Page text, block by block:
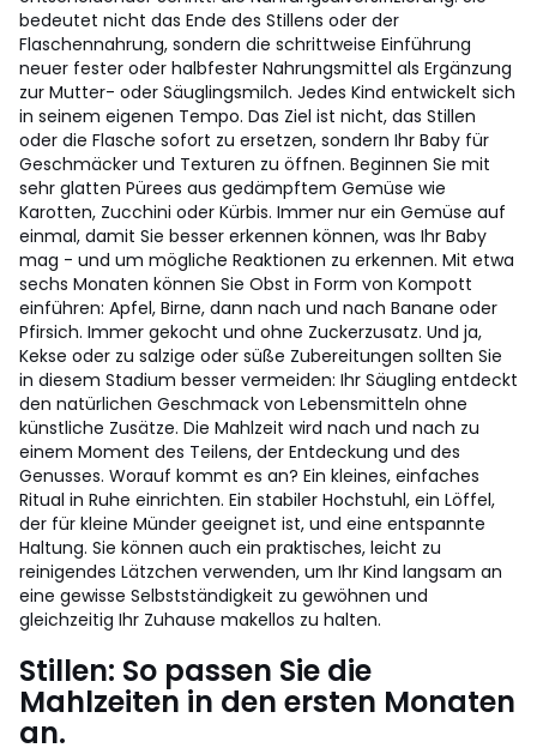
bedeutet nicht das Ende des Stillens oder der
Flaschennahrung, sondern die schrittweise Einführung
neuer fester oder halbfester Nahrungsmittel als Ergänzung
zur Mutter- oder Säuglingsmilch. Jedes Kind entwickelt sich
in seinem eigenen Tempo. Das Ziel ist nicht, das Stillen
oder die Flasche sofort zu ersetzen, sondern Ihr Baby für
Geschmäcker und Texturen zu öffnen. Beginnen Sie mit
sehr glatten Pürees aus gedämpftem Gemüse wie
Karotten, Zucchini oder Kürbis. Immer nur ein Gemüse auf
einmal, damit Sie besser erkennen können, was Ihr Baby
mag - und um mögliche Reaktionen zu erkennen. Mit etwa
sechs Monaten können Sie Obst in Form von Kompott
einführen: Apfel, Birne, dann nach und nach Banane oder
Pfirsich. Immer gekocht und ohne Zuckerzusatz. Und ja,
Kekse oder zu salzige oder süße Zubereitungen sollten Sie
in diesem Stadium besser vermeiden: Ihr Säugling entdeckt
den natürlichen Geschmack von Lebensmitteln ohne
künstliche Zusätze. Die Mahlzeit wird nach und nach zu
einem Moment des Teilens, der Entdeckung und des
Genusses. Worauf kommt es an? Ein kleines, einfaches
Ritual in Ruhe einrichten. Ein stabiler Hochstuhl, ein Löffel,
der für kleine Münder geeignet ist, und eine entspannte
Haltung. Sie können auch ein praktisches, leicht zu
reinigendes Lätzchen verwenden, um Ihr Kind langsam an
eine gewisse Selbstständigkeit zu gewöhnen und
gleichzeitig Ihr Zuhause makellos zu halten.
Stillen: So passen Sie die
Mahlzeiten in den ersten Monaten
an.